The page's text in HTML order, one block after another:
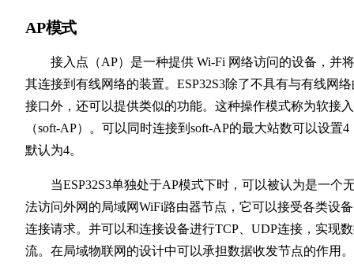
AP模式
接入点（AP）是一种提供 Wi-Fi 网络访问的设备，并将
其连接到有线网络的装置。ESP32S3除了不具有与有线网
接口外，还可以提供类似的功能。这种操作模式称为软接
（soft-AP）。可以同时连接到soft-AP的最大站数可以设置4
默认为4。
当ESP32S3单独处于AP模式下时，可以被认为是一个
法访问外网的局域网WiFi路由器节点，它可以接受各类设
连接请求。并可以和连接设备进行TCP、UDP连接，实现
流。在局域物联网的设计中可以承担数据收发节点的作用。